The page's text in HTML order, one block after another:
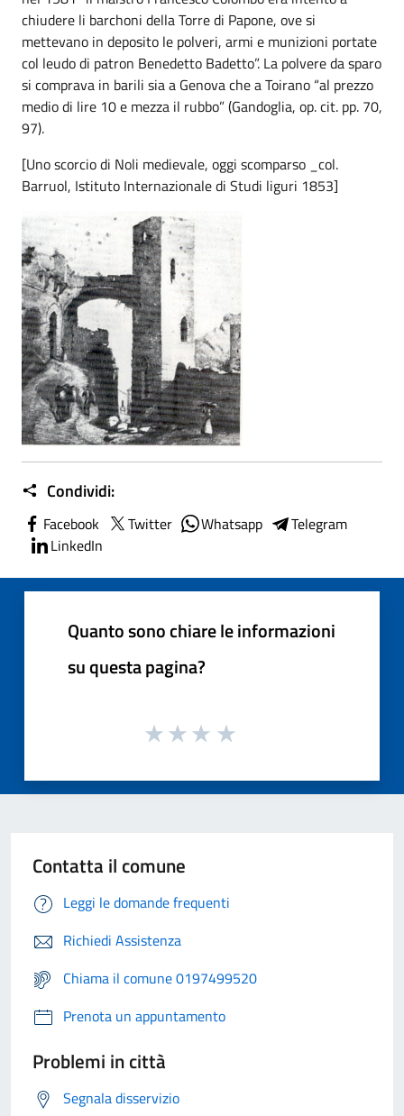
chiudere li barchoni della Torre di Papone, ove si
mettevano in deposito le polveri, armi e munizioni portate
col leudo di patron Benedetto Badetto”. La polvere da sparo
si comprava in barili sia a Genova che a Toirano “al prezzo
medio di lire 10 e mezza il rubbo” (Gandoglia, op. cit. pp. 70,
97).
[Uno scorcio di Noli medievale, oggi scomparso _col.
Barruol, Istituto Internazionale di Studi liguri 1853]
Condividi:
Facebook Twitter Whatsapp
Telegram
LinkedIn
Quanto sono chiare le informazioni
su questa pagina?
Contatta il comune
Leggi le domande frequenti
Richiedi Assistenza
Chiama il comune 0197499520
Prenota un appuntamento
Problemi in città
Segnala disservizio